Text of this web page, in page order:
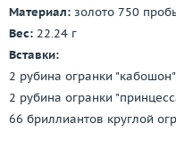
Материал: золото 750
Вес: 22.24 г
Вставки:
2 рубина огранки
2 рубина огранки
66 бриллиантов круглой